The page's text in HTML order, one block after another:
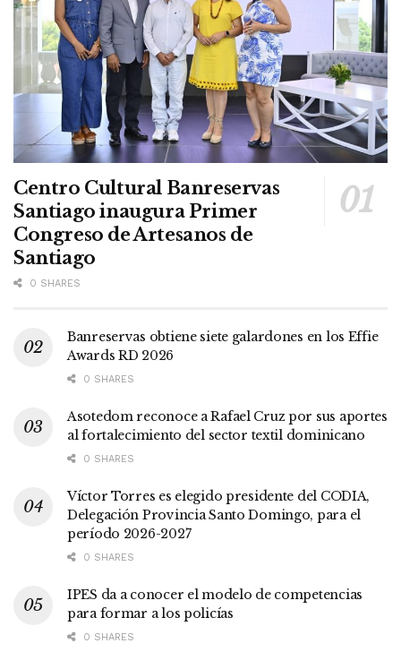
Centro Cultural Banreservas
Santiago inaugura Primer
Congreso de Artesanos de
Santiago
0 SHARES
Banreservas obtiene siete galardones en los Effie
Awards RD 2026
0 SHARES
Asotedom reconoce a Rafael Cruz por sus aportes
al fortalecimiento del sector textil dominicano
0 SHARES
Víctor Torres es elegido presidente del CODIA,
Delegación Provincia Santo Domingo, para el
período 2026-2027
0 SHARES
IPES da a conocer el modelo de competencias
para formar a los policías
0 SHARES